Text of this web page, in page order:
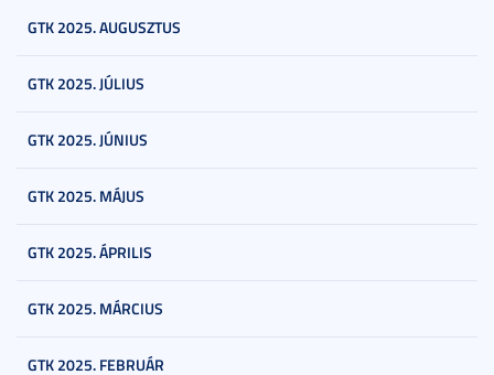
GTK 2025. AUGUSZTUS
GTK 2025. JÚLIUS
GTK 2025. JÚNIUS
GTK 2025. MÁJUS
GTK 2025. ÁPRILIS
GTK 2025. MÁRCIUS
GTK 2025. FEBRUÁR